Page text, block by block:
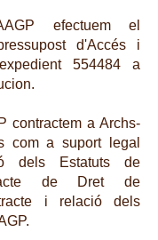
efectuem el
d'Accés i
554484 a
contractem a Archs-
com a suport legal
dels Estatuts de
de Dret de
i relació dels